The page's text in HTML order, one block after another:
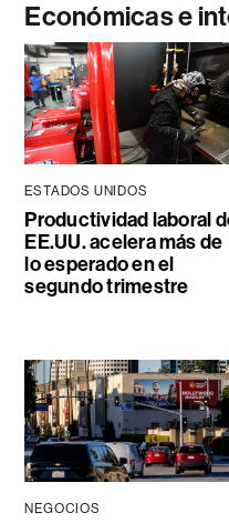
Económicas e
ESTADOS UNIDOS
Productividad laboral
EE.UU. acelera más de
lo esperado en el
segundo trimestre
NEGOCIOS